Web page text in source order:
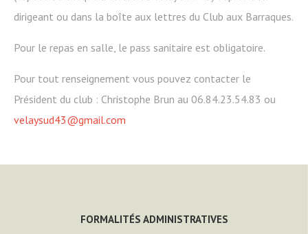
dirigeant ou dans la boîte aux lettres du Club aux Barraques.
Pour le repas en salle, le pass sanitaire est obligatoire.
Pour tout renseignement vous pouvez contacter le
Président du club : Christophe Brun au 06.84.23.54.83 ou
velaysud43@gmail.com
FORMALITÉS ADMINISTRATIVES